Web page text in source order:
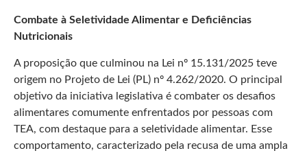
Combate à Seletividade Alimentar e Deficiências
Nutricionais
A proposição que culminou na Lei nº 15.131/2025 teve
origem no Projeto de Lei (PL) nº 4.262/2020. O principal
objetivo da iniciativa legislativa é combater os desafios
alimentares comumente enfrentados por pessoas com
TEA, com destaque para a seletividade alimentar. Esse
comportamento, caracterizado pela recusa de uma ampla